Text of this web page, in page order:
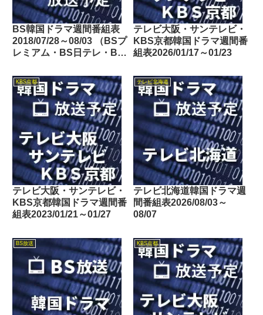
BS韓国ドラマ週間番組表
2018/07/28～08/03 （BSプ
レミアム・BS日テレ・BS
パン・BSフジ）
テレビ大阪・サンテレビ・
KBS京都韓国ドラマ週間番
組表2026/01/17～01/23
KBS京都
テレビ大阪・サンテレビ・
KBS京都韓国ドラマ週間番
組表2023/01/21～01/27
テレビ北海道
テレビ北海道韓国ドラマ週
間番組表2026/08/03～
08/07
BS放送 KBS京都